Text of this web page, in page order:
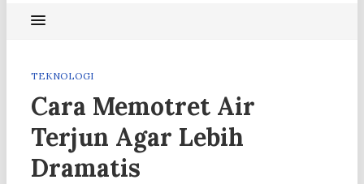
TEKNOLOGI
Cara Memotret Air
Terjun Agar Lebih
Dramatis